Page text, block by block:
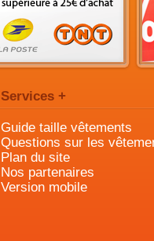
Services +
Guide taille vêtements
Questions sur les
Plan du site
Nos partenaires
Version mobile